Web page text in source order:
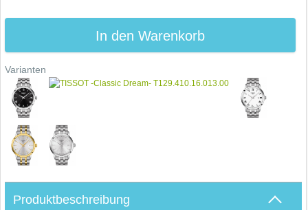
In den Warenkorb
Varianten
Produktbeschreibung